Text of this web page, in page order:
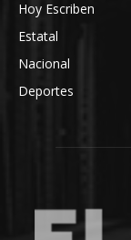
Hoy Escriben
Estatal
Nacional
Deportes